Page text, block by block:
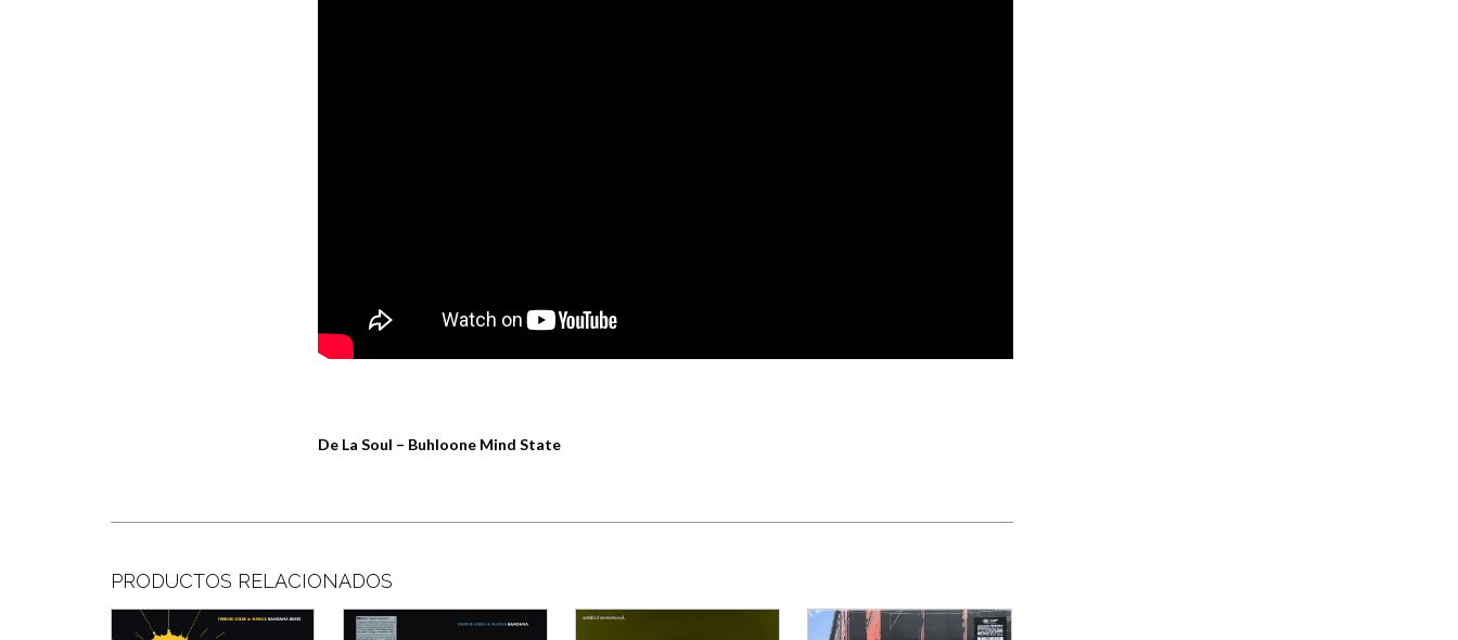
De La Soul – Buhloone Mind State
PRODUCTOS RELACIONADOS